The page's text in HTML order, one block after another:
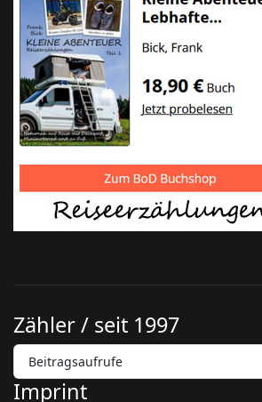
Zähler / seit 1997
Beitragsaufrufe
Imprint